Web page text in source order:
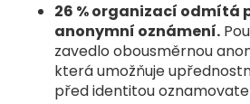
26 % organizací odmítá
anonymní oznámení.
zavedlo obousměrnou
která umožňuje
před identitou